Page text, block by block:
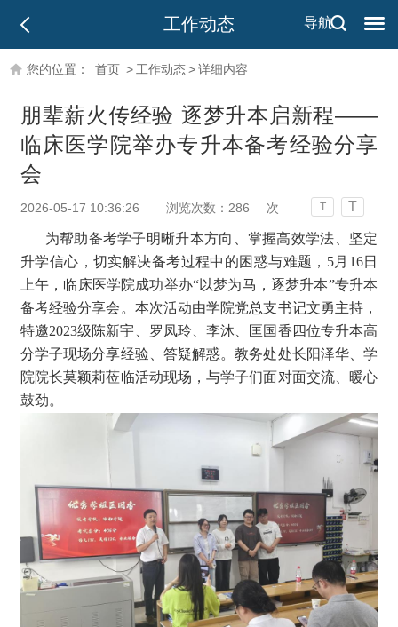
导航
工作动态
您的位置： 首页 > 工作动态>详细内容
朋辈薪火传经验 逐梦升本启新程——
临床医学院举办专升本备考经验分享
会
2026-05-17 10:36:26 浏览次数： 286 次 T T
为帮助备考学子明晰升本方向、掌握高效学法、坚定
升学信心，切实解决备考过程中的困惑与难题，5月16日
上午，临床医学院成功举办“以梦为马，逐梦升本”专升本
备考经验分享会。本次活动由学院党总支书记文勇主持，
特邀2023级陈新宇、罗凤玲、李沐、匡国香四位专升本高
分学子现场分享经验、答疑解惑。教务处处长阳泽华、学
院院长莫颖莉莅临活动现场，与学子们面对面交流、暖心
鼓劲。